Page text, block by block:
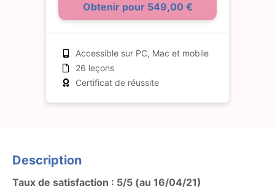
Obtenir pour 549,00 €
Accessible sur PC, Mac et mobile
26 leçons
Certificat de réussite
Description
Taux de satisfaction : 5/5 (au 16/04/21)